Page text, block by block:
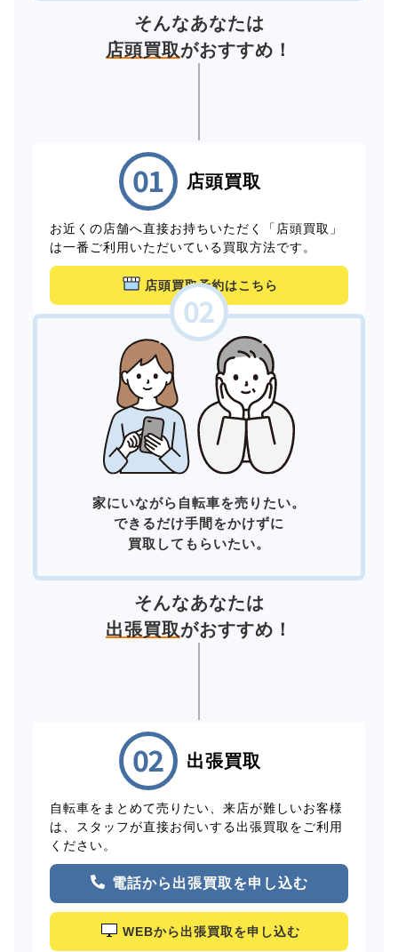
そんなあなたは
店頭買取がおすすめ！
店頭買取
お近くの店舗へ直接お持ちいただく「店頭買取」
は一番ご利用いただいている買取方法です。
店頭買取予約はこちら
家にいながら自転車を売りたい。
できるだけ手間をかけずに
買取してもらいたい。
そんなあなたは
出張買取がおすすめ！
出張買取
自転車をまとめて売りたい、来店が難しいお客様
は、スタッフが直接お伺いする出張買取をご利用
ください。
電話から出張買取を申し込む
WEBから出張買取を申し込む